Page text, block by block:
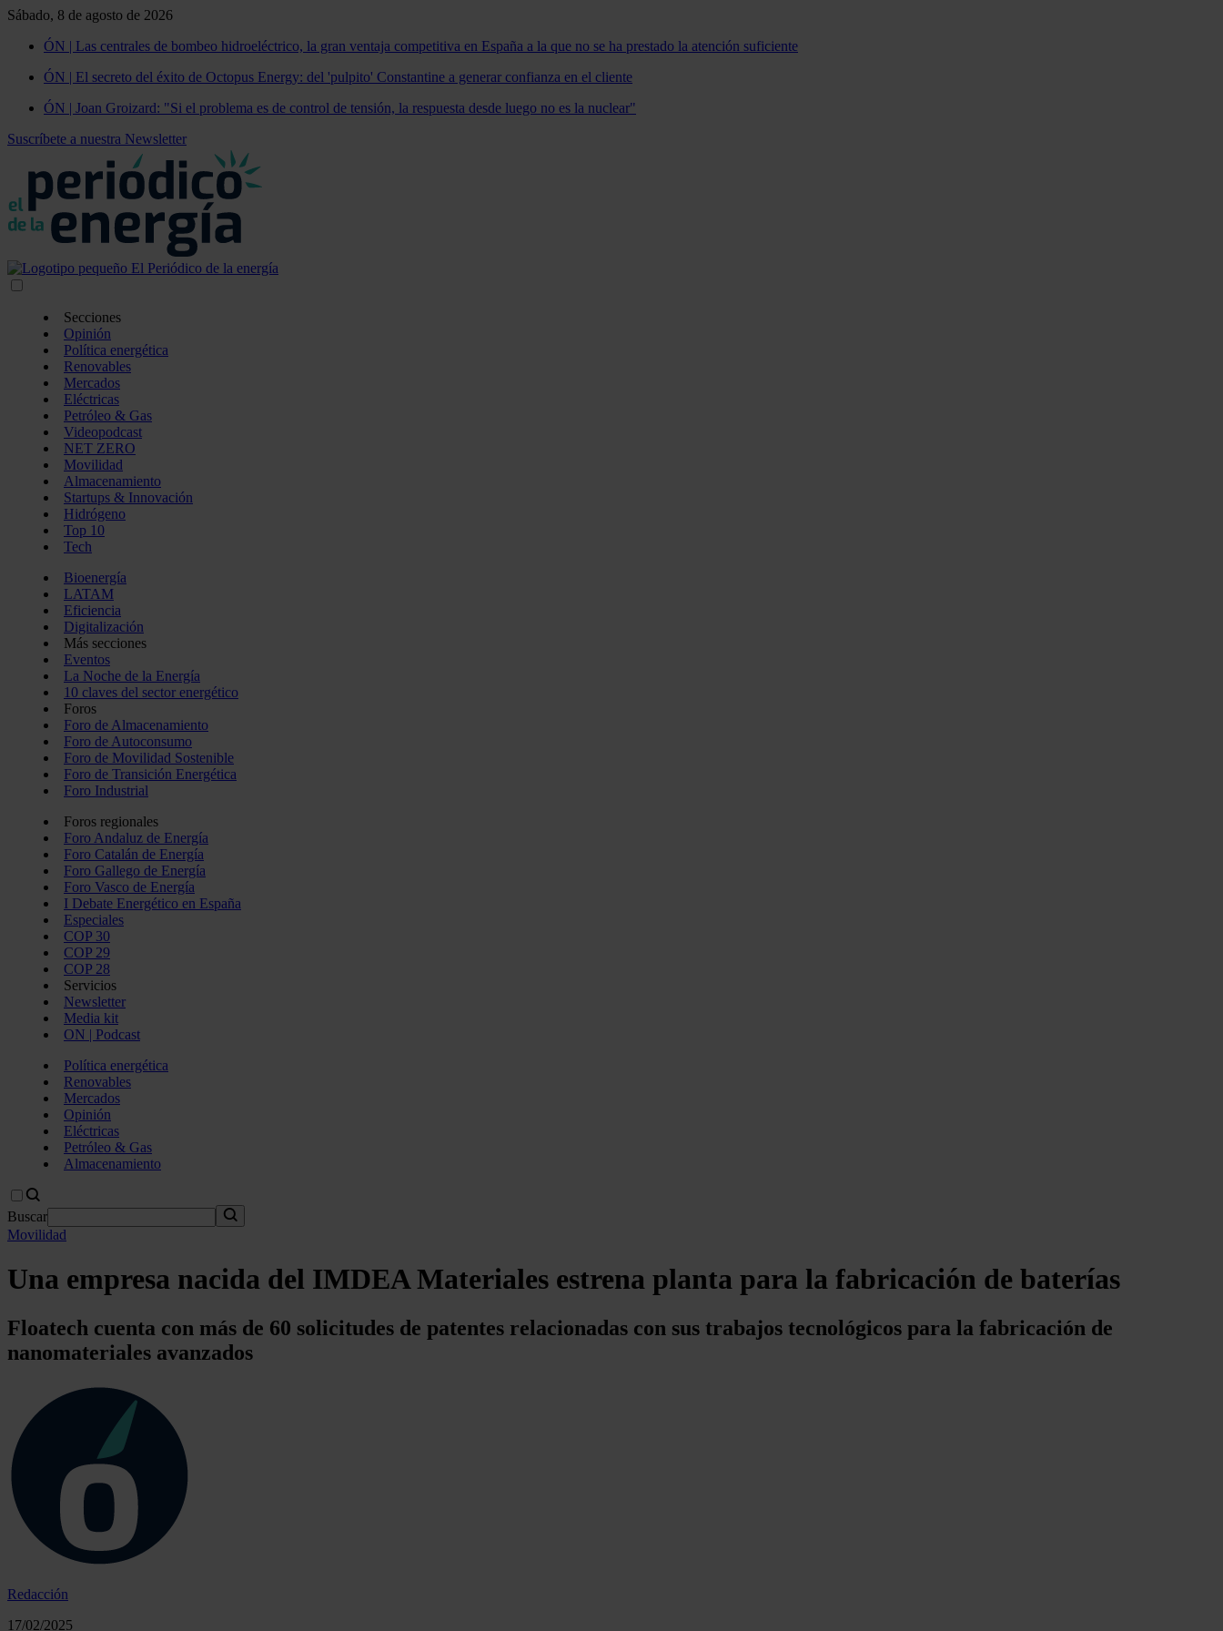
Sábado, 8 de agosto de 2026
ÓN | Las centrales de bombeo hidroeléctrico, la gran ventaja competitiva en España a la que no se ha prestado la atención suficiente
ÓN | El secreto del éxito de Octopus Energy: del 'pulpito' Constantine a generar confianza en el cliente
ÓN | Joan Groizard: "Si el problema es de control de tensión, la respuesta desde luego no es la nuclear"
Suscríbete a nuestra Newsletter
Secciones
Opinión
Política energética
Renovables
Mercados
Eléctricas
Petróleo & Gas
Videopodcast
NET ZERO
Movilidad
Almacenamiento
Startups & Innovación
Hidrógeno
Top 10
Tech
Bioenergía
LATAM
Eficiencia
Digitalización
Más secciones
Eventos
La Noche de la Energía
10 claves del sector energético
Foros
Foro de Almacenamiento
Foro de Autoconsumo
Foro de Movilidad Sostenible
Foro de Transición Energética
Foro Industrial
Foros regionales
Foro Andaluz de Energía
Foro Catalán de Energía
Foro Gallego de Energía
Foro Vasco de Energía
I Debate Energético en España
Especiales
COP 30
COP 29
COP 28
Servicios
Newsletter
Media kit
ON | Podcast
Política energética
Renovables
Mercados
Opinión
Eléctricas
Petróleo & Gas
Almacenamiento
Buscar
Movilidad
Una empresa nacida del IMDEA Materiales estrena planta para la fabricación de baterías
Floatech cuenta con más de 60 solicitudes de patentes relacionadas con sus trabajos tecnológicos para la fabricación de
nanomateriales avanzados
Redacción
17/02/2025